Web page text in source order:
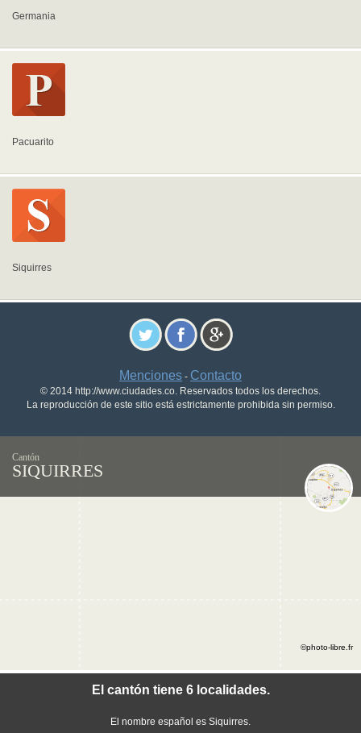
Germania
Pacuarito
Siquirres
Menciones - Contacto
© 2014 http://www.ciudades.co. Reservados todos los derechos.
La reproducción de este sitio está estrictamente prohibida sin permiso.
Cantón
SIQUIRRES
El cantón tiene 6 localidades.
El nombre español es Siquirres.
©photo-libre.fr